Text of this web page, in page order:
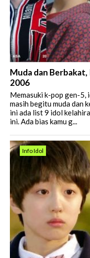
Muda dan
2006
Memasuki k-pop gen-5,
masih begitu muda dan
ini ada list 9 idol
ini. Ada bias kamu g...
Info Idol